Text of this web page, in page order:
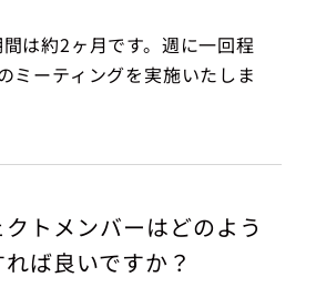
は約2ヶ月です。週に一回程
ミーティングを実施いたしま
トメンバーはどのよう
ば良いですか？